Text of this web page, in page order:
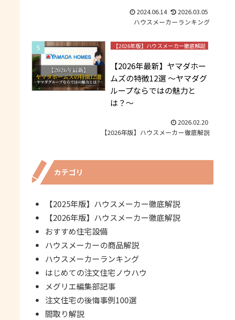
2024.06.14
2026.03.05
ハウスメーカーランキング
【2026年版】ハウスメーカー徹底解説
【2026年最新】ヤマダホー
ムズの特徴12選 ～ヤマダグ
ループならではの魅力と
は？～
2026.02.20
【2026年版】ハウスメーカー徹底解説
カテゴリ
【2025年版】ハウスメーカー徹底解説
【2026年版】ハウスメーカー徹底解説
おすすめ住宅設備
ハウスメーカーの商品解説
ハウスメーカーランキング
はじめての注文住宅ノウハウ
メグリエ編集部記事
注文住宅の後悔事例100選
間取り解説